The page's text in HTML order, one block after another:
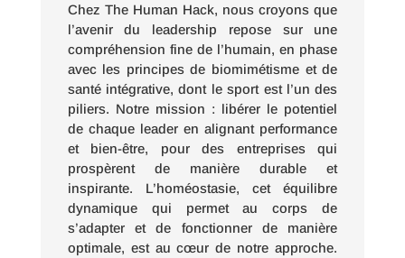
Chez The Human Hack, nous croyons que
l’avenir du leadership repose sur une
compréhension fine de l’humain, en phase
avec les principes de biomimétisme et de
santé intégrative, dont le sport est l’un des
piliers. Notre mission : libérer le potentiel
de chaque leader en alignant performance
et bien-être, pour des entreprises qui
prospèrent de manière durable et
inspirante. L’homéostasie, cet équilibre
dynamique qui permet au corps de
s’adapter et de fonctionner de manière
optimale, est au cœur de notre approche.